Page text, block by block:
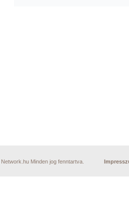
Minden jog fenntartva.